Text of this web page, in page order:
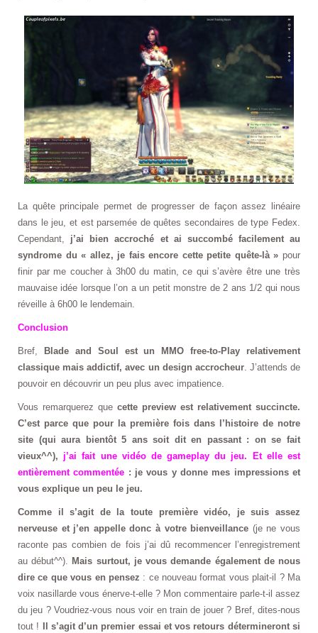
La quête principale permet de progresser de façon assez linéaire
dans le jeu, et est parsemée de quêtes secondaires de type Fedex.
Cependant, j’ai bien accroché et ai succombé facilement au
syndrome du « allez, je fais encore cette petite quête-là » pour
finir par me coucher à 3h00 du matin, ce qui s’avère être une très
mauvaise idée lorsque l’on a un petit monstre de 2 ans 1/2 qui nous
réveille à 6h00 le lendemain.
Conclusion
Bref,
Blade and Soul est un MMO free-to-Play relativement
classique mais addictif, avec un design accrocheur. J’attends de
pouvoir en découvrir un peu plus avec impatience.
Vous remarquerez que cette preview est relativement succincte.
C’est parce que pour la première fois dans l’histoire de notre
site (qui aura bientôt 5 ans soit dit en passant : on se fait
vieux^^), j’ai fait une vidéo de gameplay du jeu. Et elle est
entièrement commentée : je vous y donne mes impressions et
vous explique un peu le jeu.
Comme il s’agit de la toute première vidéo, je suis assez
nerveuse et j’en appelle donc à votre bienveillance (je ne vous
raconte pas combien de fois j’ai dû recommencer l’enregistrement
au début^^). Mais surtout, je vous demande également de nous
dire ce que vous en pensez : ce nouveau format vous plait-il ? Ma
voix nasillarde vous énerve-t-elle ? Mon commentaire parle-t-il assez
du jeu ? Voudriez-vous nous voir en train de jouer ? Bref, dites-nous
tout !
Il s’agit d’un premier essai et vos retours détermineront si